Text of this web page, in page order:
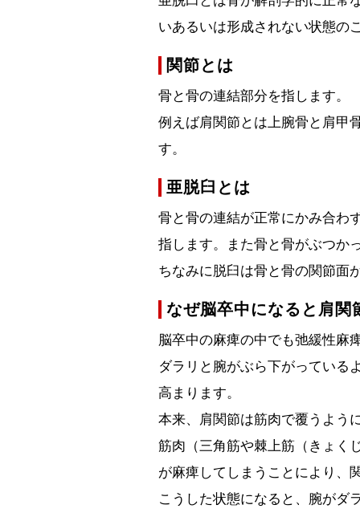
いあるいは形成されない状態の
関節とは
骨と骨の連結部分を指します。
例えば肩関節とは上腕骨と肩甲
す。
亜脱臼とは
骨と骨の連結が正常にかみ合わ
指します。また骨と骨がぶつか
ちなみに脱臼は骨と骨の関節面
なぜ脳卒中になると肩関
脳卒中の麻痺の中でも弛緩性麻
ダラリと腕がぶら下がっている
高まります。
本来、肩関節は筋肉で覆うよう
筋肉（三角筋や棘上筋（きょく
が麻痺してしまうことにより、
こうした状態になると、腕がダ